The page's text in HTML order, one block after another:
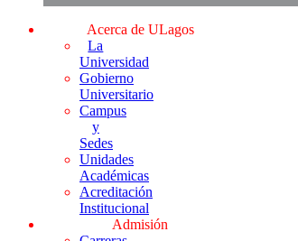
Acerca de ULagos
La
Universidad
Gobierno
Universitario
Campus
y
Sedes
Unidades
Académicas
Acreditación
Institucional
Admisión